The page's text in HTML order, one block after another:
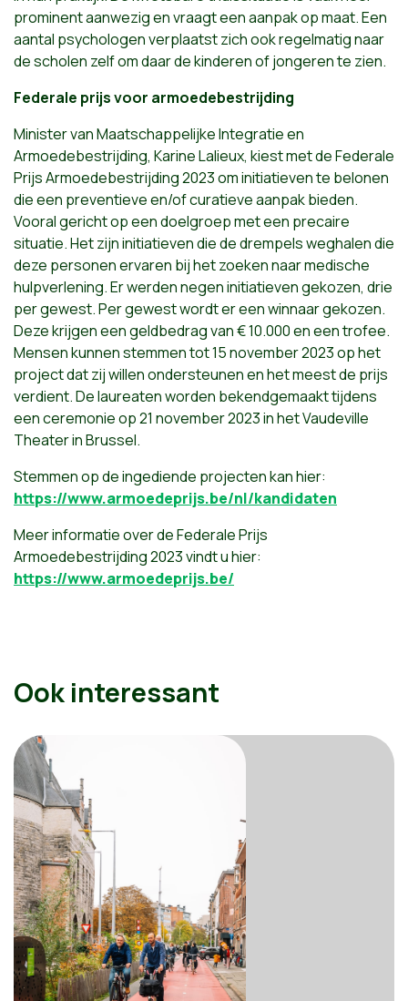
prominent aanwezig en vraagt een aanpak op maat. Een
aantal psychologen verplaatst zich ook regelmatig naar
de scholen zelf om daar de kinderen of jongeren te zien.
Federale prijs voor armoedebestrijding
Minister van Maatschappelijke Integratie en
Armoedebestrijding, Karine Lalieux, kiest met de Federale
Prijs Armoedebestrijding 2023 om initiatieven te belonen
die een preventieve en/of curatieve aanpak bieden.
Vooral gericht op een doelgroep met een precaire
situatie. Het zijn initiatieven die de drempels weghalen die
deze personen ervaren bij het zoeken naar medische
hulpverlening. Er werden negen initiatieven gekozen, drie
per gewest. Per gewest wordt er een winnaar gekozen.
Deze krijgen een geldbedrag van € 10.000 en een trofee.
Mensen kunnen stemmen tot 15 november 2023 op het
project dat zij willen ondersteunen en het meest de prijs
verdient. De laureaten worden bekendgemaakt tijdens
een ceremonie op 21 november 2023 in het Vaudeville
Theater in Brussel.
Stemmen op de ingediende projecten kan hier:
https://www.armoedeprijs.be/nl/kandidaten
Meer informatie over de Federale Prijs
Armoedebestrijding 2023 vindt u hier:
https://www.armoedeprijs.be/
Ook interessant